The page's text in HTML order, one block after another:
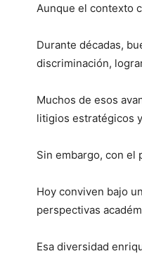
Aunque el contexto
Durante décadas,
discriminación,
Muchos de esos
litigios estratégicos
Sin embargo, con el
Hoy conviven bajo
perspectivas
Esa diversidad